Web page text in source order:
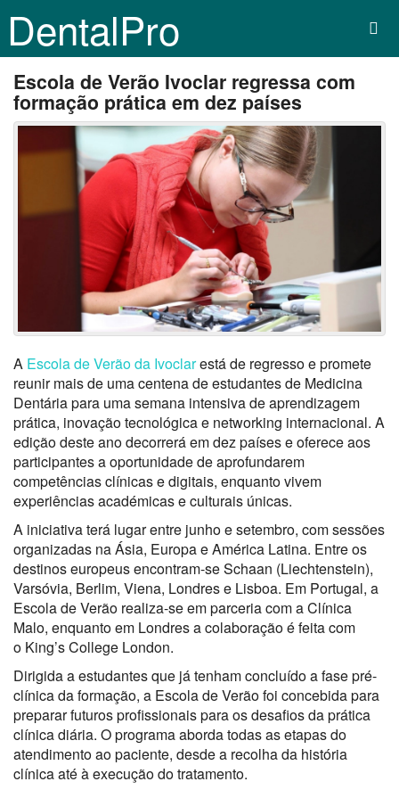
DentalPro
Escola de Verão Ivoclar regressa com
formação prática em dez países
A Escola de Verão da Ivoclarestá de regresso e promete
reunir mais de uma centena de estudantes de Medicina
Dentária para uma semana intensiva de aprendizagem
prática, inovação tecnológica e networking internacional. A
edição deste ano decorrerá em dez países e oferece aos
participantes a oportunidade de aprofundarem
competências clínicas e digitais, enquanto vivem
experiências académicas e culturais únicas.
A iniciativa terá lugar entre junho e setembro, com sessões
organizadas na Ásia, Europa e América Latina. Entre os
destinos europeus encontram-se Schaan (Liechtenstein),
Varsóvia, Berlim, Viena, Londres e Lisboa. Em Portugal, a
Escola de Verão realiza-se em parceria com aClínica
Malo, enquanto em Londres a colaboração é feita com
o King’s College London.
Dirigida a estudantes que já tenham concluído a fase pré-
clínica da formação, a Escola de Verão foi concebida para
preparar futuros profissionais para os desafios da prática
clínica diária. O programa aborda todas as etapas do
atendimento ao paciente, desde a recolha da história
clínica até à execução do tratamento.